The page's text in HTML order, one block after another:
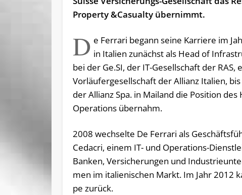
Property &Casualty übernimmt.
D e Ferrari begann seine Karriere im
in Italien zunächst als Head of
bei der Ge.SI, der IT-Gesellschaft der RAS,
Vorläufergesellschaft der Allianz Italien,
der Allianz Spa. in Mailand die Position des
Operations übernahm.
2008 wech­sel­te De Fer­ra­ri als
Ce­da­cri, ei­nem IT- und Ope­ra­ti­ons-
Ban­ken, Ver­si­che­run­gen und
men im ita­lie­ni­schen Markt. Im Jahr 2012
pe zu­rück.